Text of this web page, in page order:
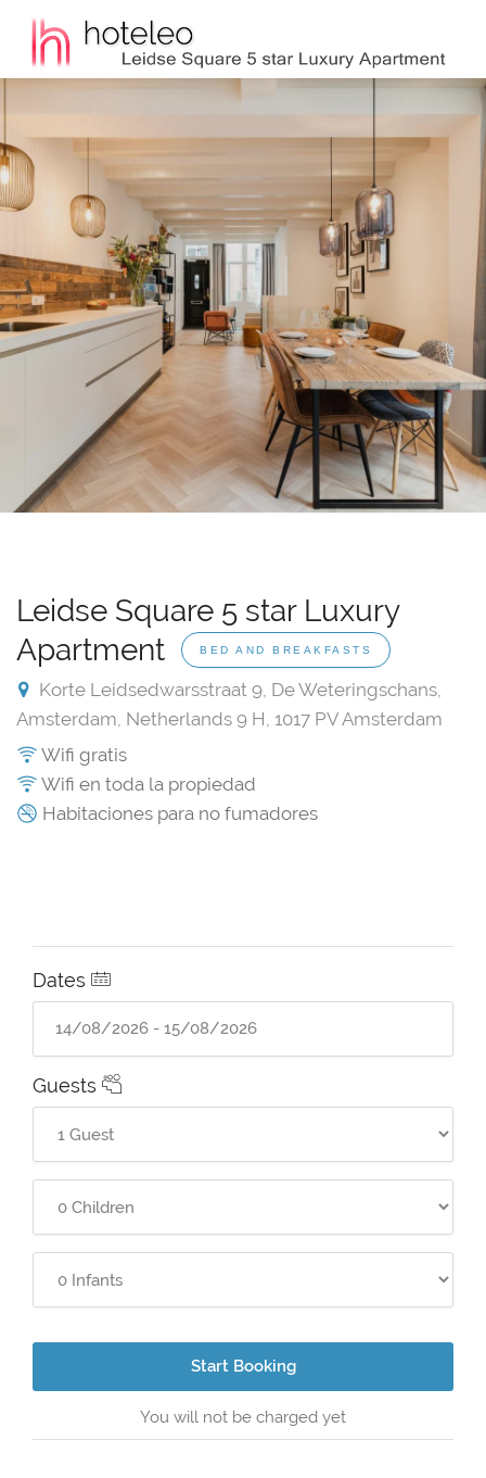
Leidse Square 5 star Luxury
Apartment
BED AND BREAKFASTS
Korte Leidsedwarsstraat 9, De Weteringschans,
Amsterdam, Netherlands 9 H, 1017 PV Amsterdam
Wifi gratis
Wifi en toda la propiedad
Habitaciones para no fumadores
Dates
Guests
Start Booking
You will not be charged yet